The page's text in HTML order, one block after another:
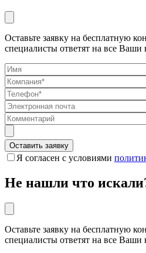
Оставьте заявку на бесплатную
специалисты ответят на все Ваши
Я согласен с условиями
Не нашли что
Оставьте заявку на бесплатную
специалисты ответят на все Ваши